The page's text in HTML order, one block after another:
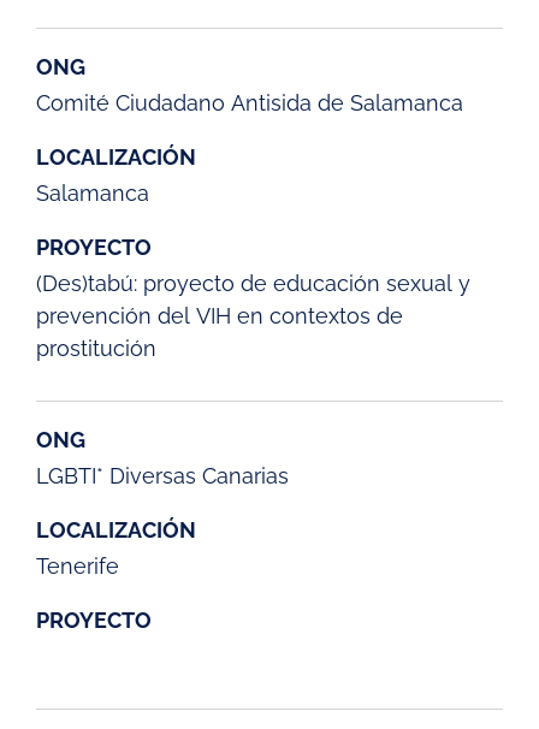
ONG
Comité Ciudadano Antisida de Salamanca
LOCALIZACIÓN
Salamanca
PROYECTO
(Des)tabú: proyecto de educación sexual y
prevención del VIH en contextos de
prostitución
ONG
LGBTI* Diversas Canarias
LOCALIZACIÓN
Tenerife
PROYECTO